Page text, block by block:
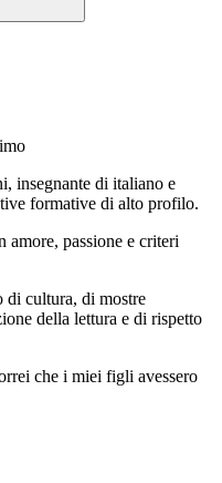
insegnante di italiano e
formative di alto profilo.
passione e criteri
di cultura, di mostre
della lettura e di rispetto
che i miei figli avessero